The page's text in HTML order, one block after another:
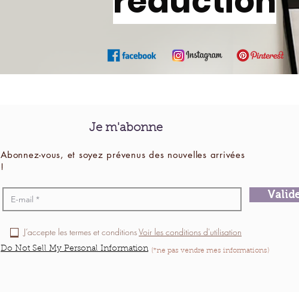
Je m'abonne
Abonnez-vous, et soyez prévenus des nouvelles arrivées
!
J’accepte les termes et conditionsVoir les conditions d'utilisation
Do Not Sell My Personal Information (*ne pas vendre mes informations)